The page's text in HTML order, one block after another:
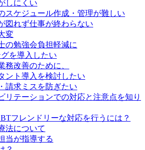
しにくい
スケジュール作成・管理が難しい
図れず仕事が終わらない
変
の勉強会負担軽減に
を導入したい
務改善のために、
ント導入を検討したい
請求ミスを防ぎたい
リテーションでの対応と注意点を知り
フレンドリーな対応を行うには？
法について
当が指導する